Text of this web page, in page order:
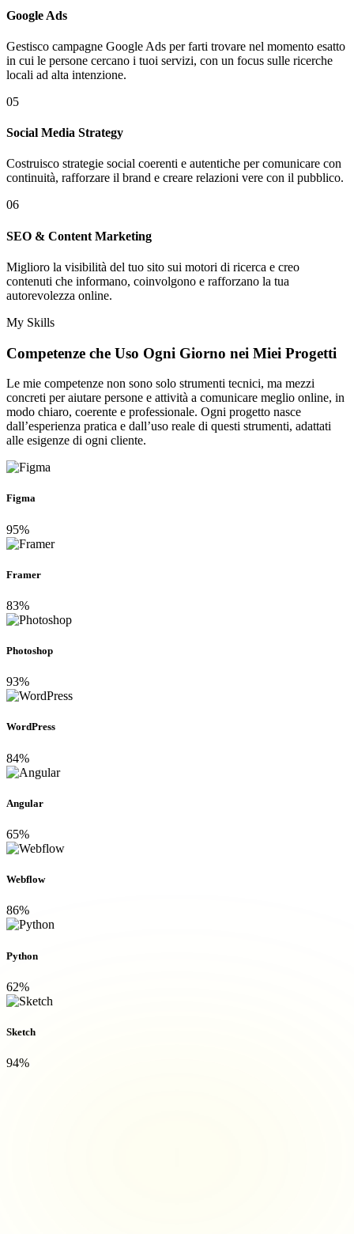
Google Ads
Gestisco campagne Google Ads per farti trovare nel momento esatto
in cui le persone cercano i tuoi servizi, con un focus sulle ricerche
locali ad alta intenzione.
05
Social Media Strategy
Costruisco strategie social coerenti e autentiche per comunicare con
continuità, rafforzare il brand e creare relazioni vere con il pubblico.
06
SEO & Content Marketing
Miglioro la visibilità del tuo sito sui motori di ricerca e creo
contenuti che informano, coinvolgono e rafforzano la tua
autorevolezza online.
My Skills
Competenze che Uso Ogni Giorno nei Miei Progetti
Le mie competenze non sono solo strumenti tecnici, ma mezzi
concreti per aiutare persone e attività a comunicare meglio online, in
modo chiaro, coerente e professionale. Ogni progetto nasce
dall’esperienza pratica e dall’uso reale di questi strumenti, adattati
alle esigenze di ogni cliente.
Figma
95%
Framer
83%
Photoshop
93%
WordPress
84%
Angular
65%
Webflow
86%
Python
62%
Sketch
94%